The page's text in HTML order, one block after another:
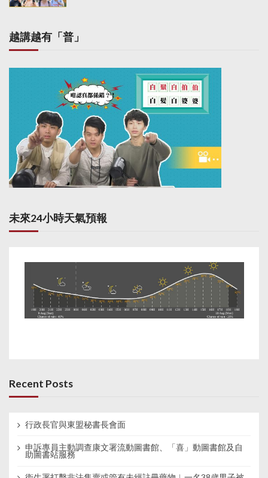
越講越有「普」
未來24小時天氣預報
Recent Posts
行政長官與東盟秘書長會面
申訴專員主動調查康文署流動圖書館、「喜」動圖書館及自
助圖書站服務